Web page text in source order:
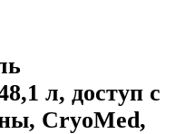
л, доступ с
CryoMed,